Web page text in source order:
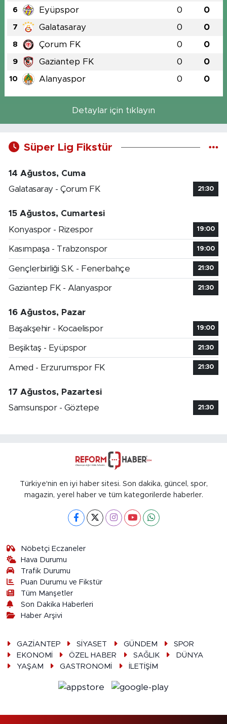
6 Eyüpspor 0 0
7 Galatasaray 0 0
8 Çorum FK 0 0
9 Gaziantep FK 0 0
10 Alanyaspor 0 0
Detaylar için tıklayın
Süper Lig Fikstür
14 Ağustos, Cuma
Galatasaray - Çorum FK
21:30
15 Ağustos, Cumartesi
Konyaspor - Rizespor
19:00
Kasımpaşa - Trabzonspor 19:00
Gençlerbirliği S.K. - Fenerbahçe 21:30
Gaziantep FK - Alanyaspor 21:30
16 Ağustos, Pazar
Başakşehir - Kocaelispor
19:00
Beşiktaş - Eyüpspor 21:30
Amed - Erzurumspor FK 21:30
17 Ağustos, Pazartesi
Samsunspor - Göztepe
21:30
Türkiye'nin en iyi haber sitesi. Son dakika, güncel, spor,
magazin, yerel haber ve tüm kategorilerde haberler.
Nöbetçi Eczaneler
Hava Durumu
Trafik Durumu
Puan Durumu ve Fikstür
Tüm Manşetler
Son Dakika Haberleri
Haber Arşivi
GAZİANTEP SİYASET GÜNDEM
SPOR
EKONOMİ
ÖZEL HABER SAĞLIK
DÜNYA
YAŞAM
GASTRONOMİ İLETİŞİM